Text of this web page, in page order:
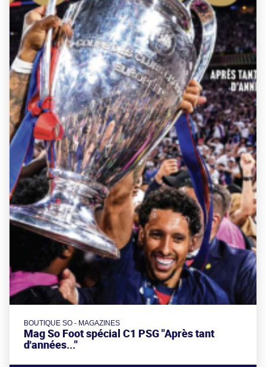
BOUTIQUE SO - MAGAZINES
Mag So Foot spécial C1 PSG "Après tant
d'années..."